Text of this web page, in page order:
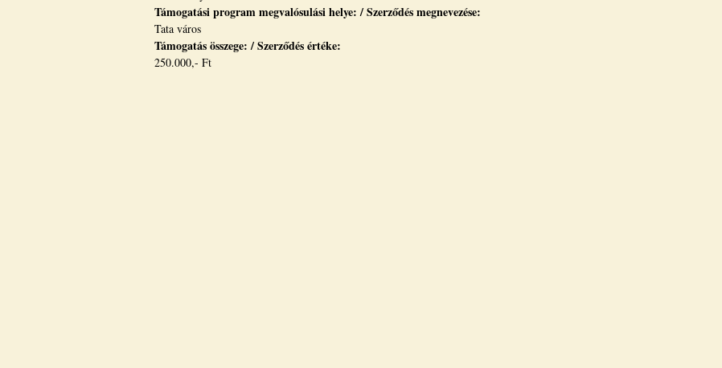
Támogatási program megvalósulási helye: / Szerződés megnevezése:
Tata város
Támogatás összege: / Szerződés értéke:
250.000,- Ft